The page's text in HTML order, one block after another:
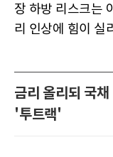
장 하방 리스크는
리 인상에 힘이 실
금리 올리되 국
'투트랙'